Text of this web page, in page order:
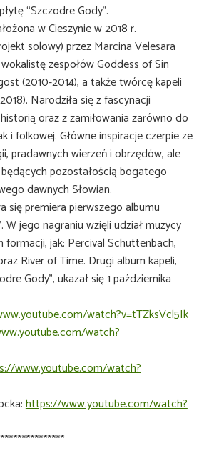
“Szczodre Gody”.
w Cieszynie w 2018 r.
solowy) przez Marcina Velesara
zespołów Goddess of Sin
(2010-2014), a także twórcę kapeli
Narodziła się z fascynacji
oraz z zamiłowania zarówno do
i folkowej. Główne inspiracje czerpie ze
pradawnych wierzeń i obrzędów, ale
pozostałością bogatego
dawnych Słowian.
się premiera pierwszego albumu
W jego nagraniu wzięli udział muzycy
formacji, jak: Percival Schuttenbach,
River of Time. Drugi album kapeli,
Gody”, ukazał się 1 października
watch?v=tTZksVcl5Ik
watch?
www.youtube.com/watch?
https://www.youtube.com/watch?